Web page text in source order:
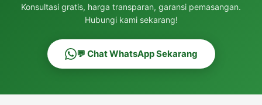
Konsultasi gratis, harga transparan, garansi pemasangan.
Hubungi kami sekarang!
💬 Chat WhatsApp Sekarang